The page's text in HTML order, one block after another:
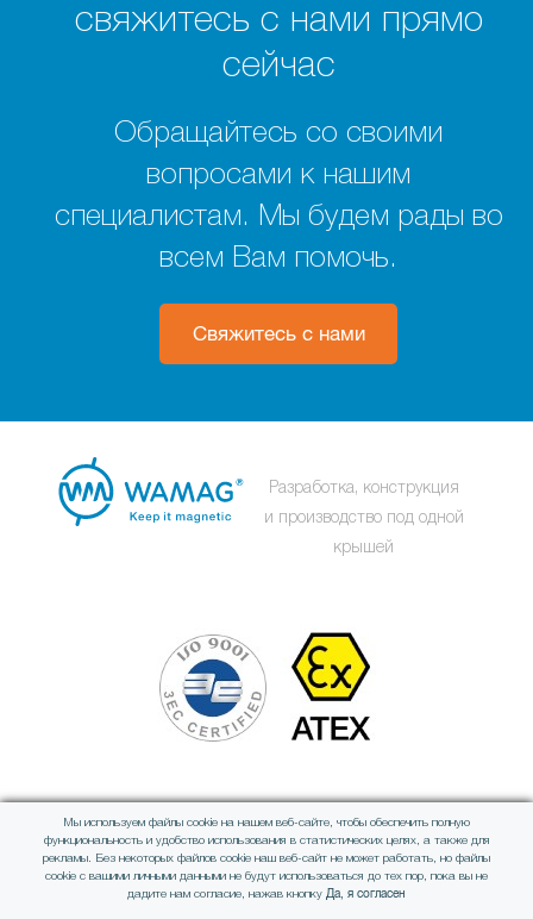
свяжитесь с нами прямо
сейчас
Обращайтесь со своими
вопросами к нашим
специалистам. Мы будем рады во
всем Вам помочь.
Свяжитесь с нами
Разработка, конструкция
и производство под одной
крышей
Член международной группы
Мы используем файлы cookie на нашем веб-сайте, чтобы обеспечить полную
функциональность и удобство использования в статистических целях, а также для
рекламы. Без некоторых файлов cookie наш веб-сайт не может работать, но файлы
cookie с вашими личными данными не будут использоваться до тех пор, пока вы не
дадите нам согласие, нажав кнопку Да, я согласен